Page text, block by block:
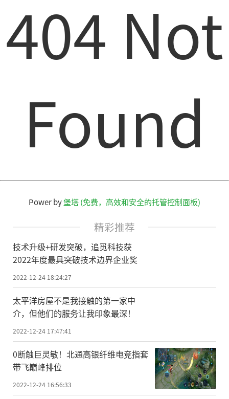
404 Not
Found
Power by堡塔 (免费，高效和安全的托管控制面板)
精彩推荐
技术升级+研发突破，追觅科技获
2022年度最具突破技术边界企业奖
2022-12-24 18:24:27
太平洋房屋不是我接触的第一家中
介，但他们的服务让我印象最深！
2022-12-24 17:47:41
0断触巨灵敏！北通高银纤维电竞指套
带飞巅峰排位
2022-12-24 16:56:33